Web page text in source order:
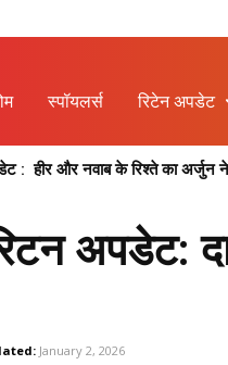
स्पॉयलर्स रिटेन अपडेट
हीर और नवाब के रिश्ते का अर्जुन ने
अपडेट:
January 2, 2026